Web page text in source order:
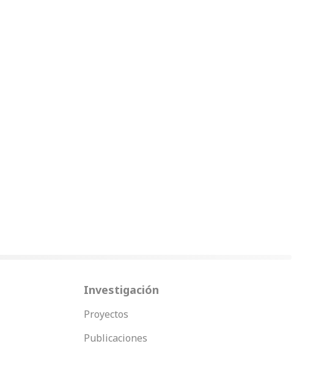
Investigación
Proyectos
Publicaciones